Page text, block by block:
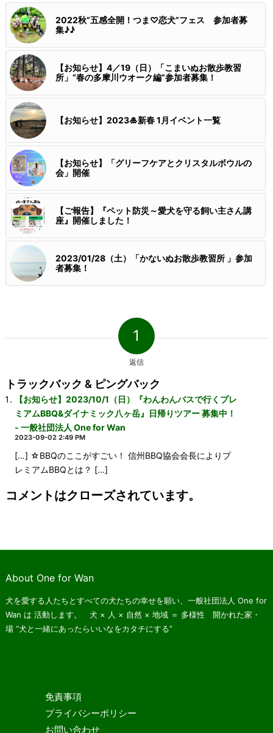
2022秋”五感全開！つま♡恋犬”フェス 参加者募
集♪♪
【お知らせ】4／19（日）「こまいぬお散歩教習
所」”春の多摩川ウオーク編”参加者募集！
【お知らせ】2023🎍新春 1月イベント一覧
【お知らせ】「グリーフケアとクリスタルボウルの
会」開催
【ご報告】『ペット防災～愛犬を守る飼い主さん講
座』開催しました！
2023/01/28（土）「かないぬお散歩教習所 」参加
者募集！
1
返信
トラックバック & ピングバック
【お知らせ】2023/10/1（日）『わんわんバスで行くプレ
ミアムBBQ&ダイナミック八ヶ岳』日帰りツアー 募集中！
- 一般社団法人 One for Wan
2023-09-02 2:49 PM
[…] ☆BBQのここがすごい！ 信州BBQ協会会長によりプ
レミアムBBQとは？ […]
コメントはクローズされています。
About One for Wan
犬を愛する人たちとすべての犬たちの幸せを願い、一般社団法人 One for
Wan は 活動します。 犬 × 人 × 自然 × 地域 ＝ 多様性 開かれた家・
場“犬と一緒にあったらいいなをカタチにする”
免責事項
プライバシーポリシー
お問い合わせ